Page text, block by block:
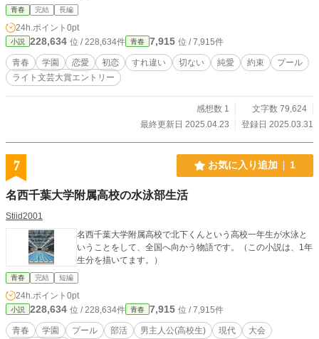
青春 完結 長編
24h.ポイント 0pt
小説 228,634 位 / 228,634件 青春 7,915 位 / 7,915件
青春 学園 恋愛 初恋 すれ違い 切ない 純愛 約束
プール
ライト文芸大賞エントリー
感想数 1
文字数 79,624
最終更新日 2025.04.23
登録日 2025.03.31
7 お気に入り追加 1
名西千葉大学附属高校の水泳部生活
Stiid2001
名西千葉大学附属高校で北下くんという高校一年生が水泳と
いうことをして、全国へ向かう物語です。（この小説は、1年
生分を描いてます。）
青春 完結 短編
24h.ポイント 0pt
小説 228,634 位 / 228,634件 青春 7,915 位 / 7,915件
青春 学園 プール 部活 男主人公(高校生) 現代
大会